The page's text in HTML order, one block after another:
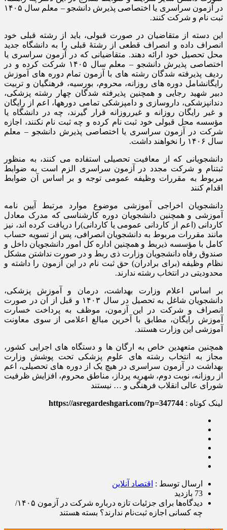
در آزمون سراسری یا اختصاصی پذیرش دانشجو – معلم سال ۱۴۰۵
ثبت نام و شرکت کنند.
این دسته از متقاضیان در صورت قبولی، باید از رشته قبلی خود
انصراف داده و انصراف قطعی از رشتۀ قبلی را به دانشگاه جدید
محل تحصیل خود ارائه دهند. متقاضیانی که در آزمون سراسری یا
اختصاصی پذیرش دانشجو – معلم سال ۱۴۰۵ شرکت کرده و در
ردیف پذیرفته شدگان رشته های با آزمون تمام دوره های آموزش
رایگانشامل دوره های روزانه، محروم، بورسیه، فرهنگیان و تربیت
دبیر شهید رجایی و همچنین پذیرفته شدگان چهار رشته پزشکی،
دندانپزشکی، داروسازی و دامپزشکی تمامی دورهها، اعم از رایگان
و غیر رایگان روزانه و غیرروزانه قرار گیرند، چه در دانشگاه یا
مؤسسه محل قبولی خود ثبت نام کرده و چه ثبت نام نکنند، اجازه
شرکت در آزمون سراسری یا اختصاصی پذیرش دانشجو – معلم
سال ۱۴۰۶ را نخواهند داشت.
دانشجویانی که از معافیت تحصیلی استفاده می کنند، به منظور
ثبتنام و شرکت مجدد در آزمون سراسری الزم است به ضوابط
مربوط به مقررات وظیفه عمومی توجه و بر اساس آن ضوابط
اقدام کنند
دانشجویان اخراجی آموزشی موضوع موارد مرتبط آیین نامه
آموزشی و همچنین دانشجویان دوره کارشناسی که مدرک معادل
کاردانی (اعم از کاردانی عمومی یا کاردانی)را دریافت کرده اند، نیز
مانند مقررات مربوط به دانشجویان انصرافی، پس از تسویه حساب
کامل با مؤسسه ذیربط و همچنین اداره کل امور دانشجویان داخل و
صندوق رفاه دانشجویان وزارت ذی ربط و در صورت نداشتن مشکل
نظام وظیفه (برای برادران) حق ثبت نام در این آزمون را داشته و
محدودیتی در انتخاب رشته ندارند.
بر اساس اعلام وزارت بهداشت، درمان و آموزش پزشکی،
دانشجویان شاغل به تحصیل در سال ۱۴۰۳ و قبل از آن در صورت
انصراف و شرکت در این آزمون، موظف به پرداخت خسارت
آموزش رایگان، مطابق با آخرین مبالغ اعلامی از سوی معاونت
آموزشی این وزارت هستند.
همچنین متعهدین خاص به ارگان ها و دستگاه های اجرایی کشور،
مجاز به انتخاب رشته های علوم پزشکی تحت پوشش وزارت
بهداشت در آزمون سراسری در هیچ یک از دوره های تحصیلی، اعم
از روزانه، نوبت دوم، شهریه پرداز، مناطق محروم، افزایش ظرفیت
شورای عالی انقلاب فرهنگی و … نیستند
لینک کوتاه : https://asregardeshgari.com/?p=347744
ارسال توسط : اقتصاد آنلاین
73 بازدید
دیدگاه‌ها
برای جزئیات تازه درباره شرکت در آزمون ۱۴۰۵/
چه کسانی اجازه ثبت‌نام ندارند؟ بسته هستند